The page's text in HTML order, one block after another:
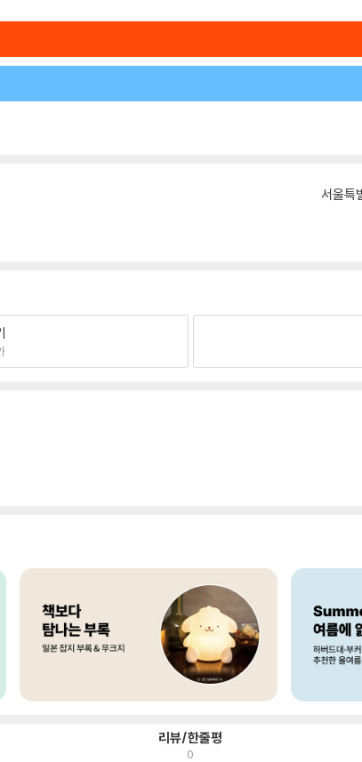
서울특
리뷰/한줄평
0